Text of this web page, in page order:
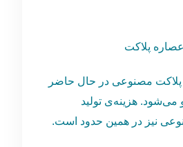
پلاکت‌
پلاکت مصنوعی در حال حاضر
می‌شود. هزینه‌ی تولید
نیز در همین حدود است.